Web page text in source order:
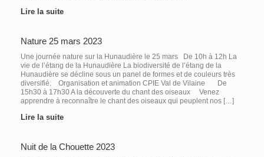
Lire la suite
Nature 25 mars 2023
Une journée nature sur la Hunaudière le 25 mars De 10h à 12h La
vie de l’étang de la Hunaudière La biodiversité de l’étang de la
Hunaudière se décline sous un panel de formes et de couleurs très
diversifié. Organisation et animation CPIE Val de Vilaine De
15h30 à 17h30 A la découverte du chant des oiseaux Venez
apprendre à reconnaître le chant des oiseaux qui peuplent nos […]
Lire la suite
Nuit de la Chouette 2023